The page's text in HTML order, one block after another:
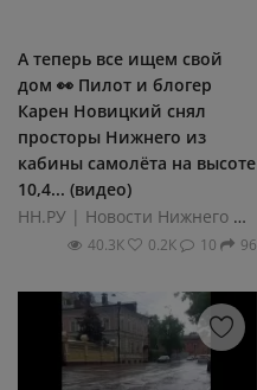
А теперь все ищем свой
дом 👀 Пилот и блогер
Карен Новицкий снял
просторы Нижнего из
кабины самолёта на высоте
10,4... (видео)
НН.РУ | Новости Нижнего Новгорода
40.3К 0.2К 10 96